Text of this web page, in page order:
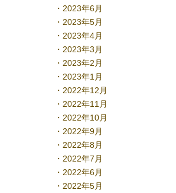
2023年6月
2023年5月
2023年4月
2023年3月
2023年2月
2023年1月
2022年12月
2022年11月
2022年10月
2022年9月
2022年8月
2022年7月
2022年6月
2022年5月